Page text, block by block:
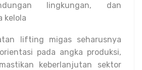
lingkungan, dan
kelola
lifting migas seharusnya
pada angka produksi,
keberlanjutan sektor